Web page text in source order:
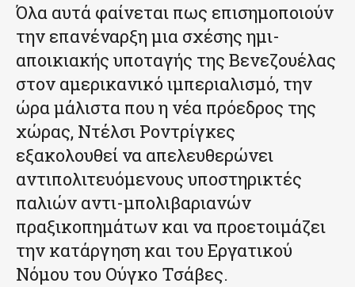
Όλα αυτά φαίνεται πως επισημοποιούν
την επανέναρξη μια σχέσης ημι-
αποικιακής υποταγής της Βενεζουέλας
στον αμερικανικό ιμπεριαλισμό, την
ώρα μάλιστα που η νέα πρόεδρος της
χώρας, Ντέλσι Ροντρίγκες
εξακολουθεί να απελευθερώνει
αντιπολιτευόμενους υποστηρικτές
παλιών αντι-μπολιβαριανών
πραξικοπημάτων και να προετοιμάζει
την κατάργηση και του Εργατικού
Νόμου του Ούγκο Τσάβες.